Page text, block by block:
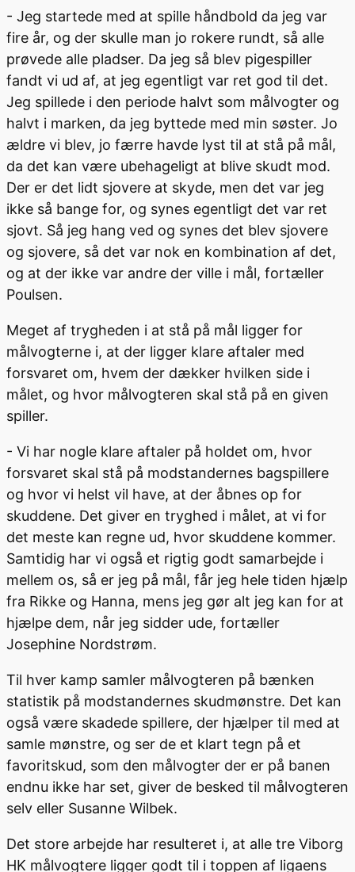
- Jeg startede med at spille håndbold da jeg var
fire år, og der skulle man jo rokere rundt, så alle
prøvede alle pladser. Da jeg så blev pigespiller
fandt vi ud af, at jeg egentligt var ret god til det.
Jeg spillede i den periode halvt som målvogter og
halvt i marken, da jeg byttede med min søster. Jo
ældre vi blev, jo færre havde lyst til at stå på mål,
da det kan være ubehageligt at blive skudt mod.
Der er det lidt sjovere at skyde, men det var jeg
ikke så bange for, og synes egentligt det var ret
sjovt. Så jeg hang ved og synes det blev sjovere
og sjovere, så det var nok en kombination af det,
og at der ikke var andre der ville i mål, fortæller
Poulsen.
Meget af trygheden i at stå på mål ligger for
målvogterne i, at der ligger klare aftaler med
forsvaret om, hvem der dækker hvilken side i
målet, og hvor målvogteren skal stå på en given
spiller.
- Vi har nogle klare aftaler på holdet om, hvor
forsvaret skal stå på modstandernes bagspillere
og hvor vi helst vil have, at der åbnes op for
skuddene. Det giver en tryghed i målet, at vi for
det meste kan regne ud, hvor skuddene kommer.
Samtidig har vi også et rigtig godt samarbejde i
mellem os, så er jeg på mål, får jeg hele tiden hjælp
fra Rikke og Hanna, mens jeg gør alt jeg kan for at
hjælpe dem, når jeg sidder ude, fortæller
Josephine Nordstrøm.
Til hver kamp samler målvogteren på bænken
statistik på modstandernes skudmønstre. Det kan
også være skadede spillere, der hjælper til med at
samle mønstre, og ser de et klart tegn på et
favoritskud, som den målvogter der er på banen
endnu ikke har set, giver de besked til målvogteren
selv eller Susanne Wilbek.
Det store arbejde har resulteret i, at alle tre Viborg
HK målvogtere ligger godt til i toppen af ligaens